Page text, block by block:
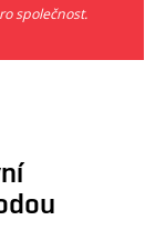
společnost.